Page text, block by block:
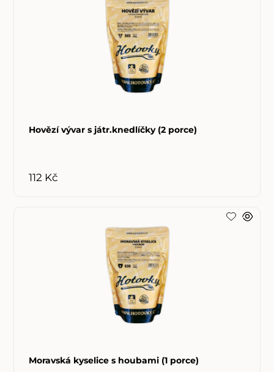
Hovězí vývar s játr.knedlíčky (2 porce)
112 Kč
Moravská kyselice s houbami (1 porce)